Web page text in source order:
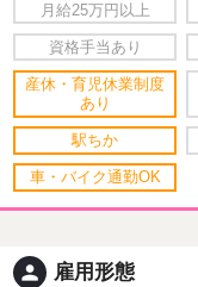
月給25万円以上
資格手当あり
産休・育児休業制度
あり
駅ちか
車・バイク通勤OK
person 雇用形態